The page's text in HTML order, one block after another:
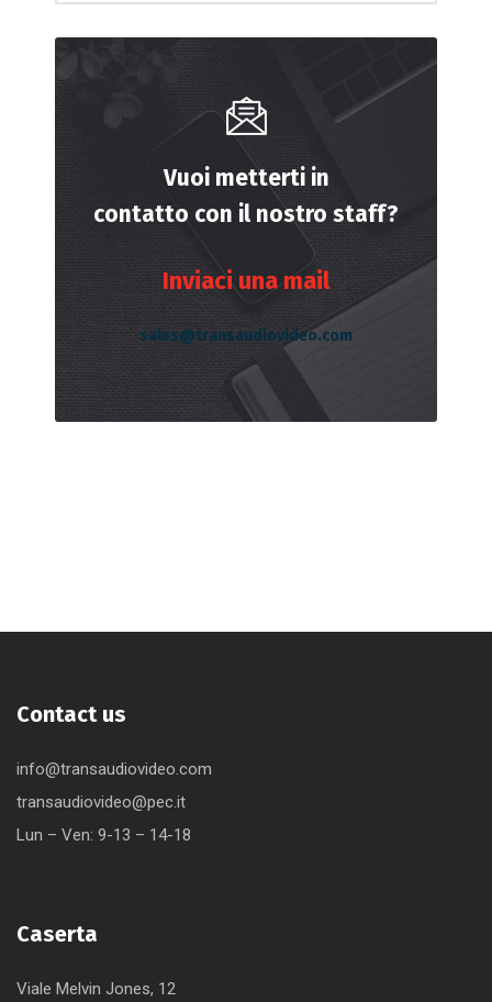
Vuoi metterti in
contatto con il nostro staff?
Inviaci una mail
sales@transaudiovideo.com
Contact us
info@transaudiovideo.com
transaudiovideo@pec.it
Lun – Ven: 9-13 – 14-18
Caserta
Viale Melvin Jones, 12